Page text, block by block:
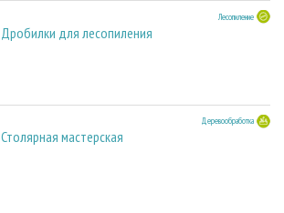
Лесопиление
Дробилки для лесопиления
Деревообработка
Столярная мастерская